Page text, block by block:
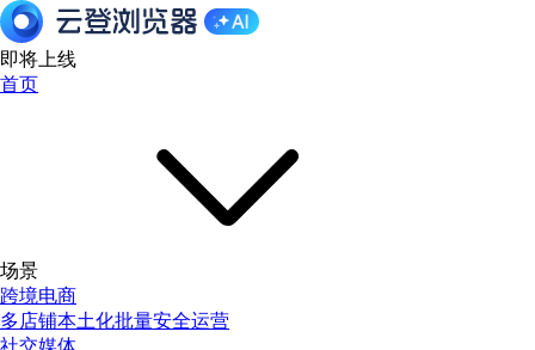
即将上线
首页
场景
跨境电商
多店铺本土化批量安全运营
社交媒体